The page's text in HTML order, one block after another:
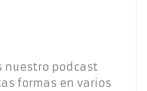
nuestro podcast
formas en varios